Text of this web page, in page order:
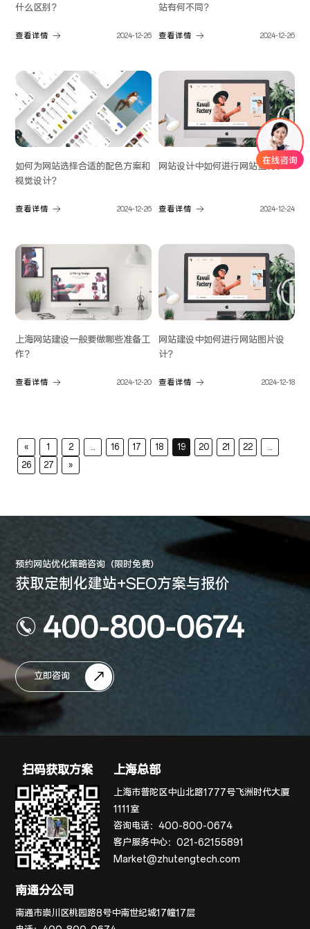
什么区别？
查看详情 2024-12-26
站有何不同？
查看详情 2024-12-26
如何为网站选择合适的配色方案和
视觉设计？
查看详情 2024-12-26
网站设计中如何进行网站重构？
查看详情 2024-12-24
上海网站建设一般要做哪些准备工
作？
查看详情 2024-12-20
网站建设中如何进行网站图片设
计？
查看详情 2024-12-18
« 1 2 ... 16 17 18 19 20 21 22
...
26
27 »
预约网站优化策略咨询（限时免费）
获取定制化建站+SEO方案与报价
400-800-0674
立即咨询
扫码获取方案 上海总部
上海市普陀区中山北路1777号飞洲时代大厦
1111室
咨询电话：400-800-0674
客户服务中心：021-62155891
Market@zhutengtech.com
南通分公司
南通市崇川区桃园路8号中南世纪城17幢17层